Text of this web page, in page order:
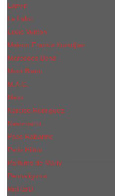
Lanvin
Le Labo
Louis Vuitton
Maison Francis Kurkdjian
Mercedes-Benz
Mont Blanc
M.А.C.
Mexx
Narciso Rodriguez
Nasomatto
Paco Rabanne
Paris Hilton
Parfums de Marly
Penhaligon​'s
RicHarD